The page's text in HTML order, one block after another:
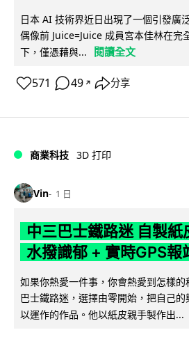
日本 AI 技術界近日出現了一個引發廣
偶像前 Juice=Juice 成員宮本佳林在完
下，僅憑藉與...
閱讀全文
571 49 ↗ 分享
商業科技 3D 打印
Vin 1 日
中三巴士鐵路迷 自製紙
水撥識郁 + 實時GPS報
如果你熱愛一件事，你會熱愛到怎樣
巴士鐵路迷，選擇由零開始，把自己
以運作的作品。他以紙皮親手製作出...